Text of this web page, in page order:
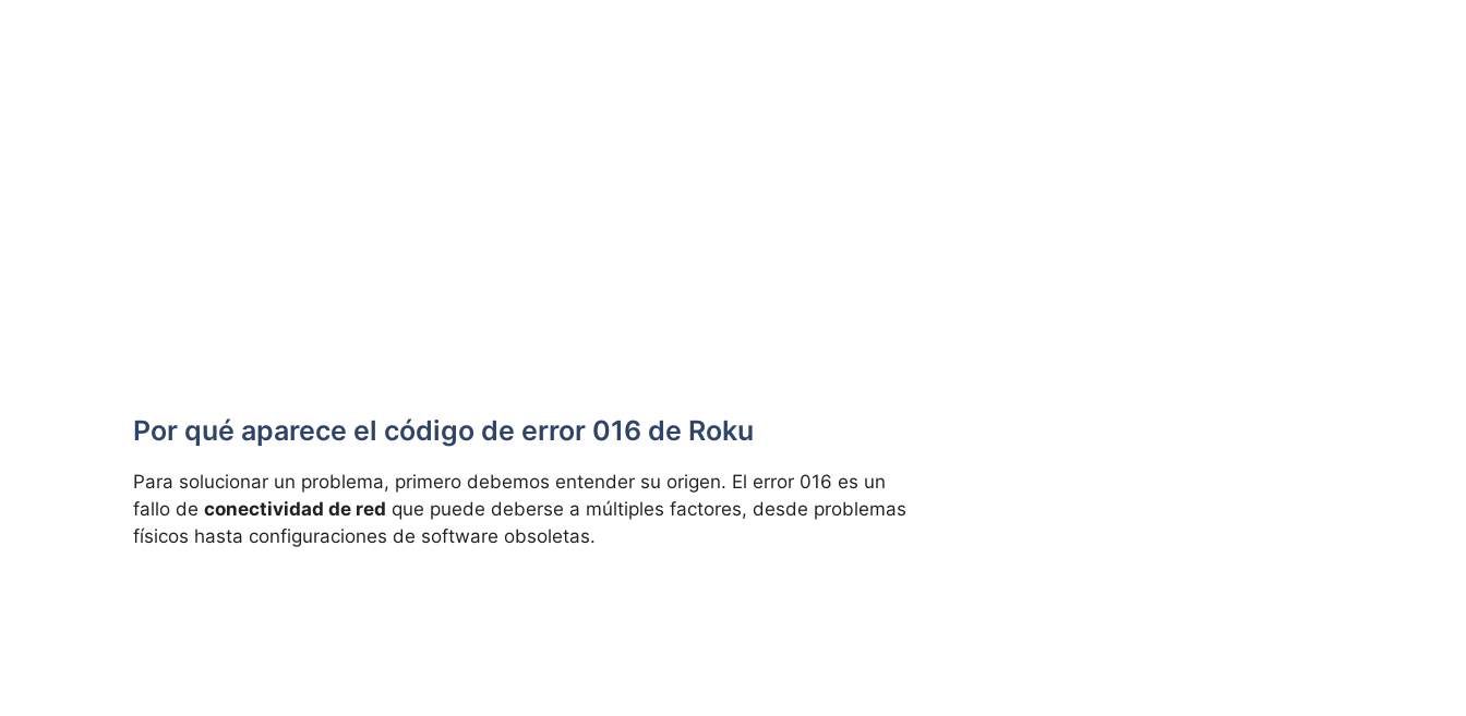
Por qué aparece el código de error 016 de Roku
Para solucionar un problema, primero debemos entender su origen. El error 016 es un
fallo de conectividad de red que puede deberse a múltiples factores, desde problemas
físicos hasta configuraciones de software obsoletas.